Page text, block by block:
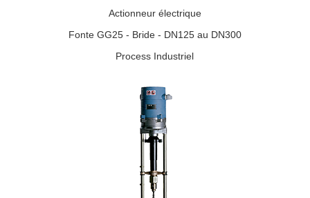
Actionneur électrique
Fonte GG25 - Bride - DN125 au DN300
Process Industriel